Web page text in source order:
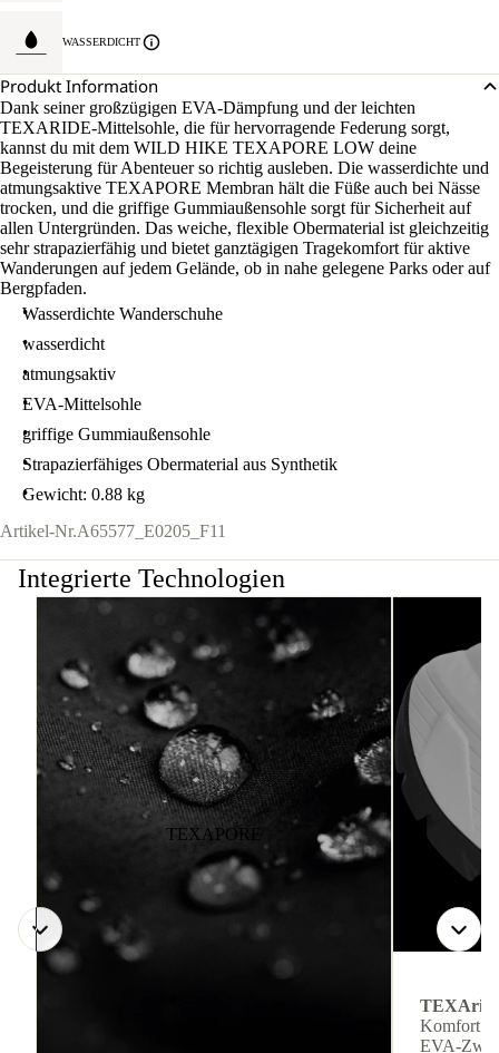
WASSERDICHT
Produkt Information
Dank seiner großzügigen EVA-Dämpfung und der leichten
TEXARIDE-Mittelsohle, die für hervorragende Federung sorgt,
kannst du mit dem WILD HIKE TEXAPORE LOW deine
Begeisterung für Abenteuer so richtig ausleben. Die wasserdichte und
atmungsaktive TEXAPORE Membran hält die Füße auch bei Nässe
trocken, und die griffige Gummiaußensohle sorgt für Sicherheit auf
allen Untergründen. Das weiche, flexible Obermaterial ist gleichzeitig
sehr strapazierfähig und bietet ganztägigen Tragekomfort für aktive
Wanderungen auf jedem Gelände, ob in nahe gelegene Parks oder auf
Bergpfaden.
Wasserdichte Wanderschuhe
wasserdicht
atmungsaktiv
EVA-Mittelsohle
griffige Gummiaußensohle
Strapazierfähiges Obermaterial aus Synthetik
Gewicht: 0.88 kg
Artikel-Nr.A65577_E0205_F11
Integrierte Technologien
TEXAPORE
Komfort
EVA-